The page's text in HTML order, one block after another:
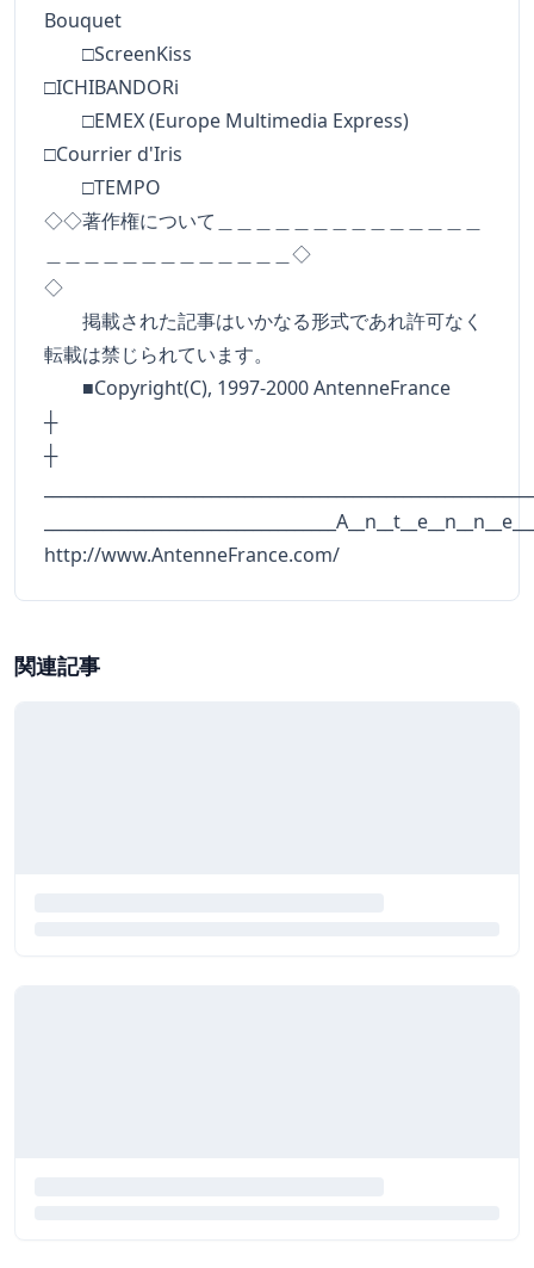
Bouquet
□ScreenKiss
□ICHIBANDORi
□EMEX (Europe Multimedia Express)
□Courrier d'Iris
□TEMPO
◇◇著作権について＿＿＿＿＿＿＿＿＿＿＿＿＿＿
＿＿＿＿＿＿＿＿＿＿＿＿＿◇
◇
掲載された記事はいかなる形式であれ許可なく
転載は禁じられています。
■Copyright(C), 1997-2000 AntenneFrance
┼
http://www.AntenneFrance.com/
関連記事